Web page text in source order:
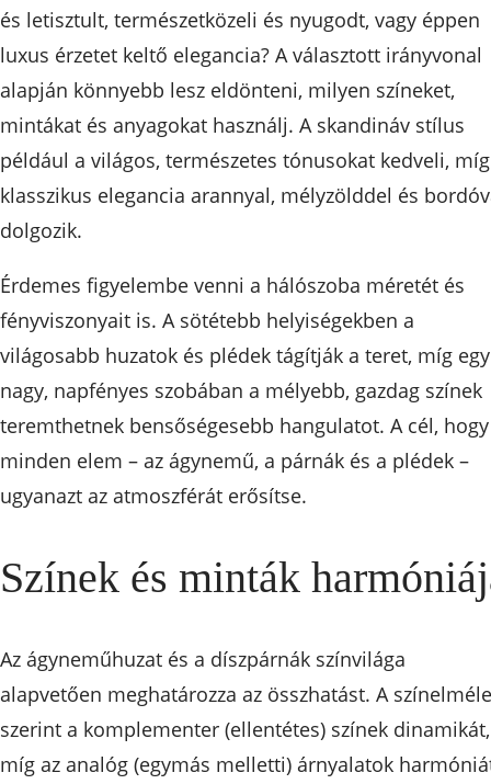
és letisztult, természetközeli és nyugodt, vagy éppen
luxus érzetet keltő elegancia? A választott irányvonal
alapján könnyebb lesz eldönteni, milyen színeket,
mintákat és anyagokat használj. A skandináv stílus
például a világos, természetes tónusokat kedveli,
klasszikus elegancia arannyal, mélyzölddel és
dolgozik.
Érdemes figyelembe venni a hálószoba méretét és
fényviszonyait is. A sötétebb helyiségekben a
világosabb huzatok és plédek tágítják a teret, míg egy
nagy, napfényes szobában a mélyebb, gazdag színek
teremthetnek bensőségesebb hangulatot. A cél, hogy
minden elem – az ágynemű, a párnák és a plédek –
ugyanazt az atmoszférát erősítse.
Színek és minták
Az ágyneműhuzat és a díszpárnák színvilága
alapvetően meghatározza az összhatást. A
szerint a komplementer (ellentétes) színek dinamikát,
míg az analóg (egymás melletti) árnyalatok